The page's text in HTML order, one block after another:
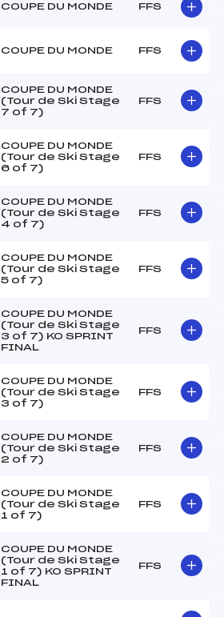
COUPE DU MONDE FFS
COUPE DU MONDE FFS
COUPE DU MONDE
(Tour de Ski Stage
7 of 7)
FFS
COUPE DU MONDE
(Tour de Ski Stage
6 of 7)
FFS
COUPE DU MONDE
(Tour de Ski Stage
4 of 7)
FFS
COUPE DU MONDE
(Tour de Ski Stage
5 of 7)
FFS
COUPE DU MONDE
(Tour de Ski Stage
3 of 7) KO SPRINT
FINAL
FFS
COUPE DU MONDE
(Tour de Ski Stage
3 of 7)
FFS
COUPE DU MONDE
(Tour de Ski Stage
2 of 7)
FFS
COUPE DU MONDE
(Tour de Ski Stage
1 of 7)
FFS
COUPE DU MONDE
(Tour de Ski Stage
1 of 7) KO SPRINT
FINAL
FFS